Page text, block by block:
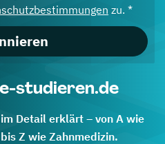
zu. *
studieren.de
Detail erklärt – von A wie
Z wie Zahnmedizin.